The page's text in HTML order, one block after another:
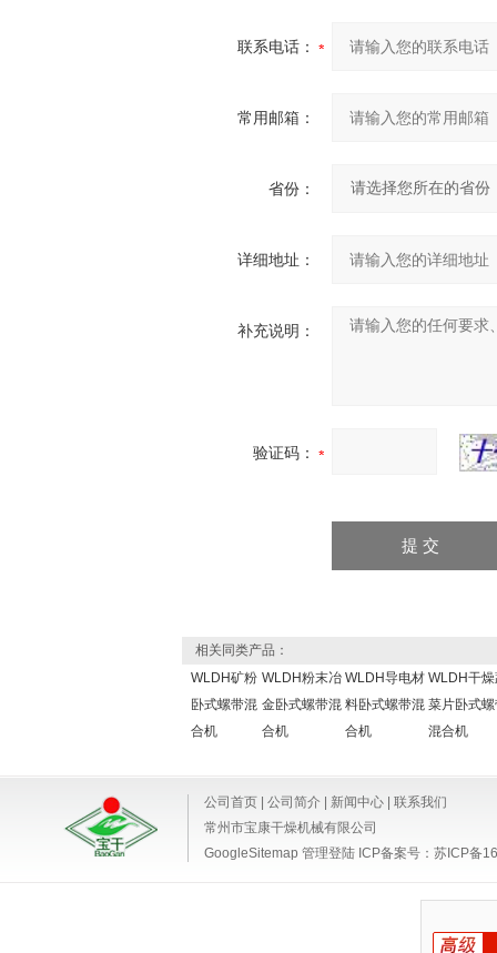
联系电话：
常用邮箱：
省份：
详细地址：
补充说明：
验证码：
相关同类产品：
WLDH矿粉
卧式螺带混
合机
WLDH粉末冶
金卧式螺带混
合机
WLDH导电材
料卧式螺带混
合机
WLDH干燥
菜片卧式
混合机
公司首页 公司简介 新闻中心
联系我们
常州市宝康干燥机械有限公司
GoogleSitemap 管理登陆 ICP备案号： 苏ICP备